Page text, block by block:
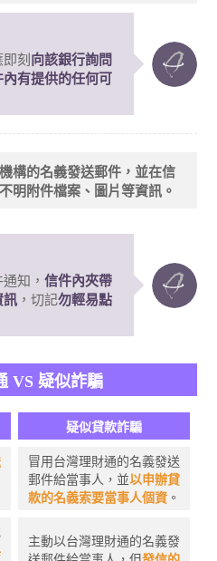
刻 向該銀行詢問
有提供的任何可
構的名義發送郵件，並在信
明附件檔案、圖片等資訊。
知， 信件內夾帶
訊 ，切記勿輕易點
VS 疑似詐騙
疑似貸款詐騙
冒用台灣理財通的名義發送
郵件給當事人，並以申辦貸
款的名義索要當事人個資 。
主動以台灣理財通的名義發